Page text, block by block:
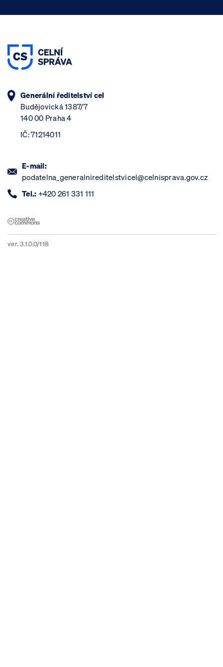
Generální ředitelství cel
Budějovická 1387/7
140 00 Praha 4
IČ: 71214011
E-mail:
podatelna_generalnireditelstvicel@celnisprava.gov.cz
Tel.: +420 261 331 111
ver. 3.1.0.0/118